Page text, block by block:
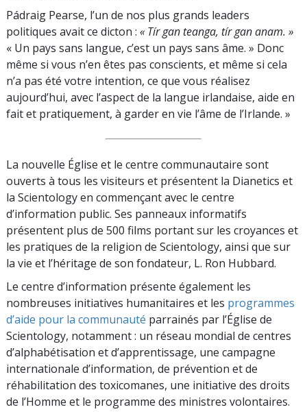
Pádraig Pearse, l’un de nos plus grands leaders
politiques avait ce dicton : « Tír gan teanga, tír gan anam. »
« Un pays sans langue, c’est un pays sans âme. » Donc
même si vous n’en êtes pas conscients, et même si cela
n’a pas été votre intention, ce que vous réalisez
aujourd’hui, avec l’aspect de la langue irlandaise, aide en
fait et pratiquement, à garder en vie l’âme de l’Irlande. »
La nouvelle Église et le centre communautaire sont
ouverts à tous les visiteurs et présentent la Dianetics et
la Scientology en commençant avec le centre
d’information public. Ses panneaux informatifs
présentent plus de 500 films portant sur les croyances et
les pratiques de la religion de Scientology, ainsi que sur
la vie et l’héritage de son fondateur, L. Ron Hubbard.
Le centre d’information présente également les
nombreuses initiatives humanitaires et les programmes
d’aide pour la communauté parrainés par l’Église de
Scientology, notamment : un réseau mondial de centres
d’alphabétisation et d’apprentissage, une campagne
internationale d’information, de prévention et de
réhabilitation des toxicomanes, une initiative des droits
de l’Homme et le programme des ministres volontaires.